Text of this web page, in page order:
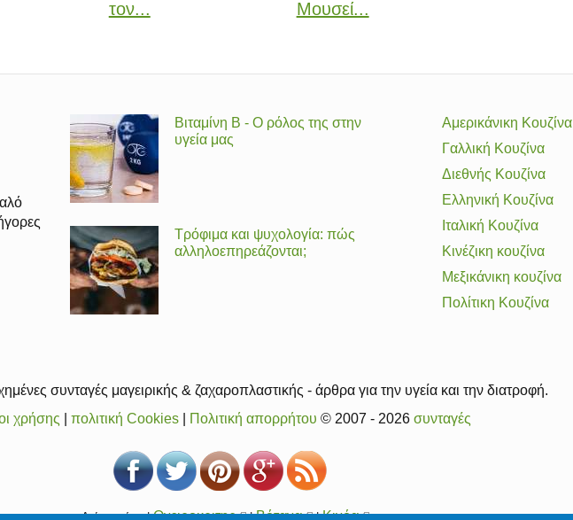
τον...
Μουσεί...
Βιταμίνη Β - Ο ρόλος της στην
υγεία μας
Τρόφιμα και ψυχολογία: πώς
αλληλοεπηρεάζονται;
Αμερικάνικη Κουζίνα
Γαλλική Κουζίνα
Διεθνής Κουζίνα
Ελληνική Κουζίνα
Ιταλική Κουζίνα
Κινέζικη κουζίνα
Μεξικάνικη κουζίνα
Πολίτικη Κουζίνα
συνταγές μαγειρικής & ζαχαροπλαστικής - άρθρα για την υγεία και την διατροφή.
χρήσης
πολιτική Cookies| Πολιτική απορρήτου © 2007 - 2026 συνταγές
Δείτε ακόμα |Ονειροκριτης(link
|Βότανα(link
|Κινόα(link